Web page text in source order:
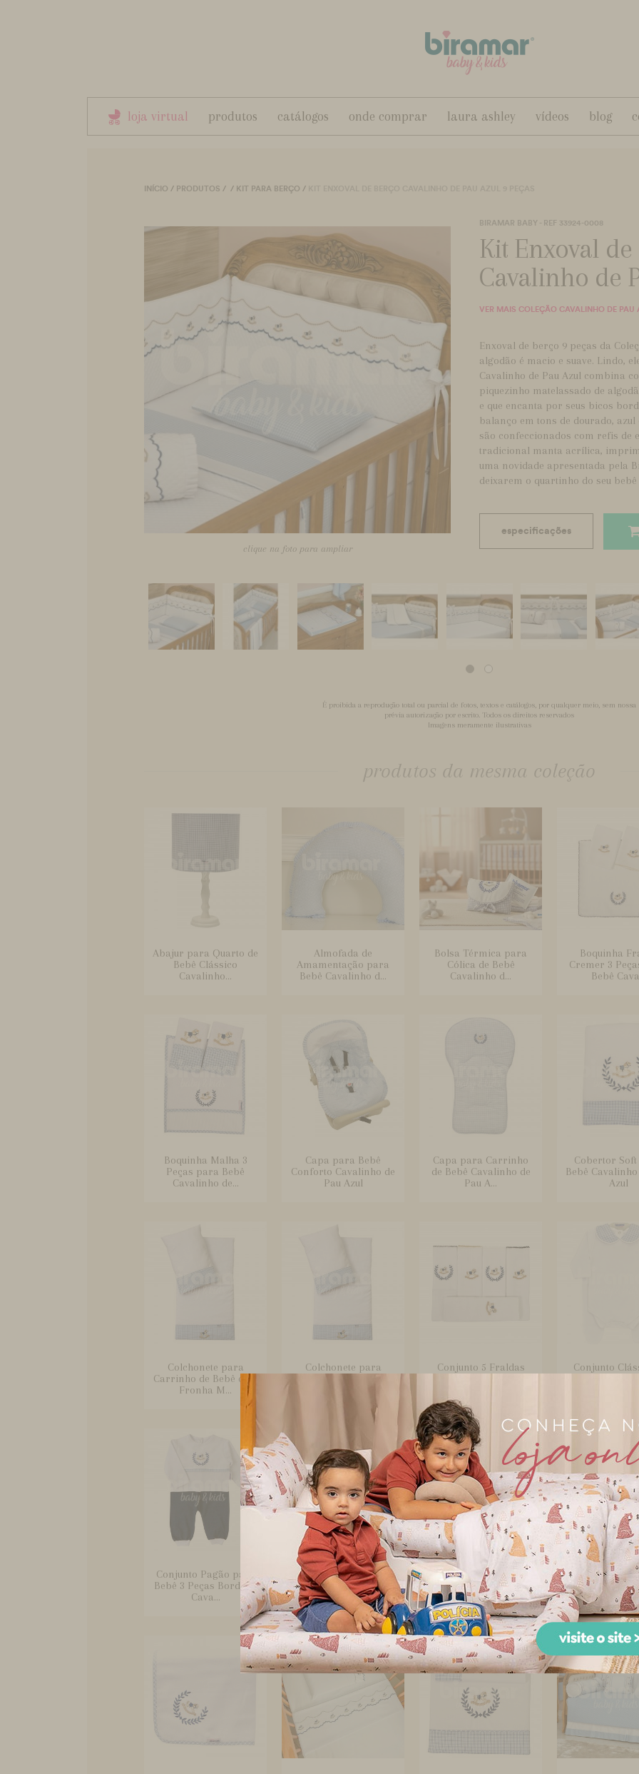
loja virtual produtos catálogos onde comprar laura ashley vídeos blog
INÍCIO / PRODUTOS / / KIT PARA BERÇO /
clique na foto para ampliar
BIRAMAR BABY - REF 33924-0008
Kit Enxoval
Cavalinho de
VER MAIS COLEÇÃO CAVALINHO DE PAU
Enxoval de berço 9 peças da
algodão é macio e suave. Lindo,
Cavalinho de Pau Azul combina
piquezinho matelassado de
e que encanta por seus bicos
balanço em tons de dourado,
são confeccionados com refis de
tradicional manta acrílica,
uma novidade apresentada pela
deixarem o quartinho do seu
especificações
É proibida a reprodução total ou parcial de fotos, textos e catálogos, por qualquer meio, sem nossa
prévia autorização por escrito. Todos os direitos reservados
Imagens meramente ilustrativas
produtos da mesma coleção
Abajur para Quarto de
Bebê Clássico
Cavalinho...
Almofada de
Amamentação para
Bebê Cavalinho d...
Bolsa Térmica para
Cólica de Bebê
Cavalinho d...
Boquinha
Cremer 3
Bebê
Boquinha Malha 3
Peças para Bebê
Cavalinho de...
Capa para Bebê
Conforto Cavalinho de
Pau Azul
Capa para Carrinho
de Bebê Cavalinho de
Pau A...
Cobertor
Bebê
Azul
Colchonete para
Carrinho de Bebê com
Fronha M...
Colchonete para
Conjunto 5 Fraldas
Conjunto
Conjunto Pagão para
Bebê 3 Peças Bordado
Cava...
Conjunto Royale 3
Peças Listrado Azul
Cavalin...
Conjunto Royale 3
Peças Poá Marinho
Cavalinho...
Cortina para
de Bebê com
Caval...